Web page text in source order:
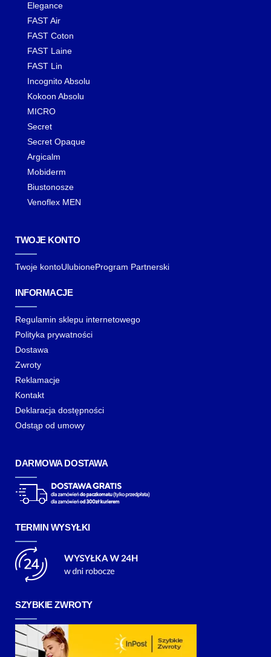
Elegance
FAST Air
FAST Coton
FAST Laine
FAST Lin
Incognito Absolu
Kokoon Absolu
MICRO
Secret
Secret Opaque
Argicalm
Mobiderm
Biustonosze
Venoflex MEN
TWOJE KONTO
Twoje kontoUlubioneProgram Partnerski
INFORMACJE
Regulamin sklepu internetowego
Polityka prywatności
Dostawa
Zwroty
Reklamacje
Kontakt
Deklaracja dostępności
Odstąp od umowy
DARMOWA DOSTAWA
TERMIN WYSYŁKI
SZYBKIE ZWROTY